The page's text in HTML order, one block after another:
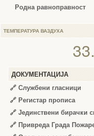
Родна равноправност
ТЕМПЕРАТУРА ВАЗДУХА
ДОКУМЕНТАЦИЈА
🔗 Службени гласници
🔗 Регистар прописа
🔗 Јединствени
🔗 Привреда Града